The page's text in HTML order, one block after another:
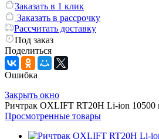
Заказать в 1 клик
Заказать в рассрочку
Рассчитать доставку
Под заказ
Поделиться
Ошибка
Закрыть окно
Ричтрак OXLIFT RT20H Li-ion 10500
Просмотренные товары